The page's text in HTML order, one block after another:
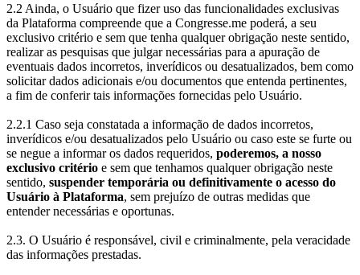
2.2 Ainda, o Usuário que fizer uso das funcionalidades exclusivas
da Plataforma compreende que a Congresse.me poderá, a seu
exclusivo critério e sem que tenha qualquer obrigação neste sentido,
realizar as pesquisas que julgar necessárias para a apuração de
eventuais dados incorretos, inverídicos ou desatualizados, bem como
solicitar dados adicionais e/ou documentos que entenda pertinentes,
a fim de conferir tais informações fornecidas pelo Usuário.
2.2.1 Caso seja constatada a informação de dados incorretos,
inverídicos e/ou desatualizados pelo Usuário ou caso este se furte ou
se negue a informar os dados requeridos, poderemos, a nosso
exclusivo critério e sem que tenhamos qualquer obrigação neste
sentido, suspender temporária ou definitivamente o acesso do
Usuário à Plataforma, sem prejuízo de outras medidas que
entender necessárias e oportunas.
2.3. O Usuário é responsável, civil e criminalmente, pela veracidade
das informações prestadas.